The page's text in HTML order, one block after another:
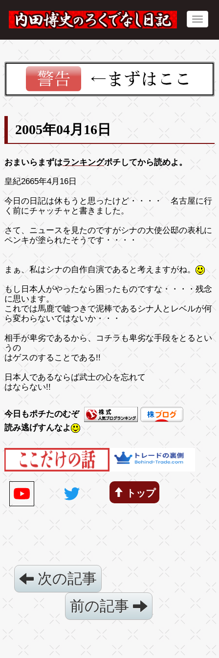
2005年04月16日
おまいらまずはランキングポチしてから読めよ。
皇紀2665年4月16日
今日の日記は休もうと思ったけど・・・・ 名古屋に行
く前にチャッチャと書きました。
さて、ニュースを見たのですがシナの大使公邸の表札に
ペンキが塗られたそうです・・・・
まぁ、私はシナの自作自演であると考えますがね。
もし日本人がやったなら困ったものですな・・・・残念
に思います。
これでは馬鹿で嘘つきで泥棒であるシナ人とレベルが何
ら変わらないではないか・・・
相手が卑劣であるから、コチラも卑劣な手段をとるとい
うの
はゲスのすることである!!
日本人であるならば武士の心を忘れて
はならない!!
今日もポチたのむぞ
読み逃げすんなよ
トップ
次の記事
前の記事